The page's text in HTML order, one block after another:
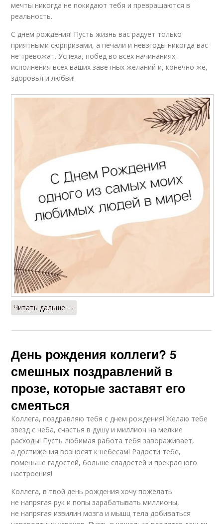
мечты никогда не покидают тебя и превращаются в
реальность.
С днем рождения! Пусть жизнь вас радует только
приятными сюрпризами, а печали и невзгоды никогда вас
не тревожат. Успеха, побед во всех начинаниях,
исполнения всех ваших заветных желаний и, конечно же,
здоровья и любви!
Читать дальше →
День рождения коллеги? 5
смешных поздравлений в
прозе, которые заставят его
смеяться
Коллега, поздравляю тебя с днем рождения! Желаю тебе
звезд с неба, счастья в душу и миллион на мелкие
расходы! Пусть любимая работа тебя завораживает,
а достижения возносят к небесам! Радости тебе,
поменьше гадостей, больше сладостей и прекрасного
настроения!
Коллега, в твой день рождения хочу пожелать
не напрягая рук и попы зарабатывать миллионы,
не напрягая извилин мозга и мышц тела добиваться